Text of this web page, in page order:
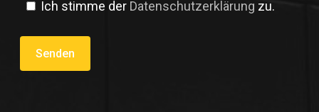
Ich stimme der Datenschutzerklärung zu.